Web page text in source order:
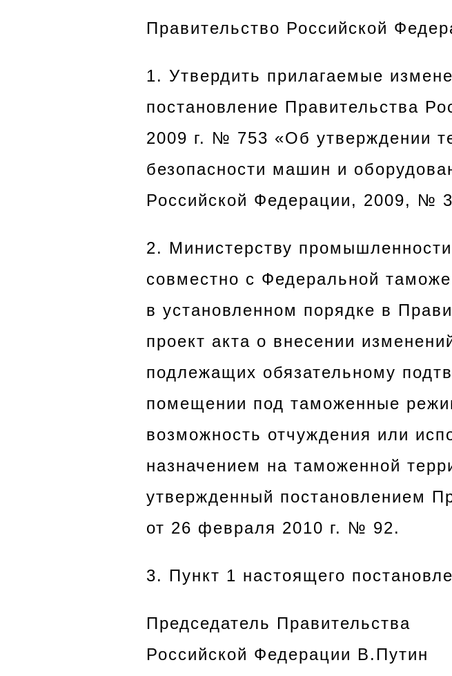
Правительство Российской
1. Утвердить прилагаемые
постановление Правительства
2009 г. № 753 «Об утверждении
безопасности машин и
Российской Федерации, 2009, №
2. Министерству
совместно с Федеральной
в установленном порядке в
проект акта о внесении
подлежащих обязательному
помещении под таможенные
возможность отчуждения или
назначением на таможенной
утвержденный постановлением
от 26 февраля 2010 г. № 92.
3. Пункт 1 настоящего
Председатель Правительства
Российской Федерации В.Путин